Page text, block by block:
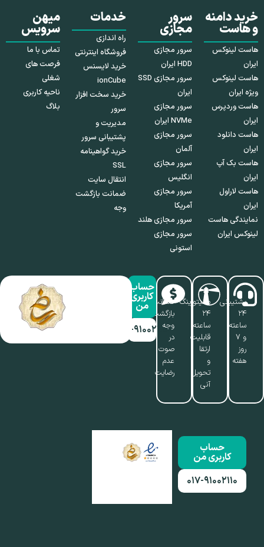
خرید دامنه
و هاست
هاست لینوکس
ایران
هاست لینوکس
ویژه ایران
هاست وردپرس
ایران
هاست دانلود
ایران
هاست بک آپ
ایران
هاست لاراول
ایران
نمایندگی هاست
لینوکس ایران
سرور
مجازی
سرور مجازی
HDD ایران
سرور مجازی SSD
ایران
سرور مجازی
NVMe ایران
سرور مجازی
آلمان
سرور مجازی
انگلیس
سرور مجازی
آمریکا
سرور مجازی هلند
سرور مجازی
استونی
خدمات
راه اندازی
فروشگاه اینترنتی
خرید لایسنس
ionCube
خرید سخت افزار
سرور
مدیریت و
پشتیبانی سرور
خرید گواهینامه
SSL
انتقال سایت
ضمانت بازگشت
وجه
میهن
سرویس
تماس با ما
فرصت های
شغلی
ناحیه کاربری
بلاگ
پشتیبانی
۲۴
ساعته
و ۷
روز
هفته
مانیتورینگ
۲۴
ساعته،
قابلیت
ارتقا
تحویل
آنی
ضمانت
بازگشت
وجه
در
صوت
عدم
رضایت
حساب
کاربری
من
۰۱۷-۹۱۰۰۲۱۱۰
حساب
کاربری من
۰۱۷-۹۱۰۰۲۱۱۰